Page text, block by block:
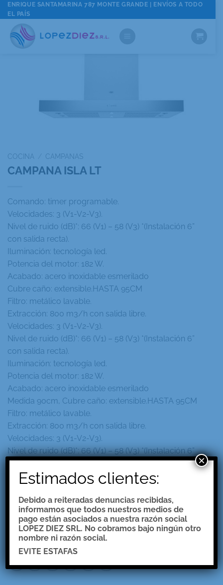
Saltar
al
contenido
ENRIQUE SANTAMARINA 787 MONTE GRANDE | ENVÍOS A TODO
EL PAÍS
COCINA CAMPANAS
CAMPANA ISLA LT
Comando: timer programable.
Velocidades: 3 (V1-V2-V3).
Nivel de ruido (dB)*: 66 (V1) – 58 (V3) *(Instalación 6”
con salida recta).
Iluminación: tecnología led.
Potencia del motor: 182 W.
Acabado: acero inoxidable esmerilado
Cubre caño: extensible.HASTA 95CM
Filtro: metálico lavable.
Extracción: 800 m3/h con salida libre.
Velocidades: 3 (V1-V2-V3).
Nivel de ruido (dB)*: 66 (V1) – 58 (V3) *(Instalación 6”
con salida recta).
Iluminación: tecnología led.
Potencia del motor: 182 W.
Acabado: acero inoxidable esmerilado
Medida 90cm, Cubre caño: extensible.HASTA 95CM
Filtro: metálico lavable.
Extracción: 800 m3/h con salida libre.
Velocidades: 3 (V1-V2-V3).
Nivel de ruido (dB)*: 66 (V1) – 58 (V3) *(Instalación 6”
con salida recta).
Iluminación: tecnología led.
Acabado: acero inoxidable esmerilado
Cubre caño: extensible.HASTA 95CM
Filtro: metálico lavable.
Extracción: 800 m3/h con salida libre.
Estimados clientes:
Debido a reiteradas denuncias recibidas,
informamos que todos nuestros medios de
pago están asociados a nuestra razón social
LOPEZ DIEZ SRL. No cobramos bajo ningún otro
nombre ni razón social.
EVITE ESTAFAS
×